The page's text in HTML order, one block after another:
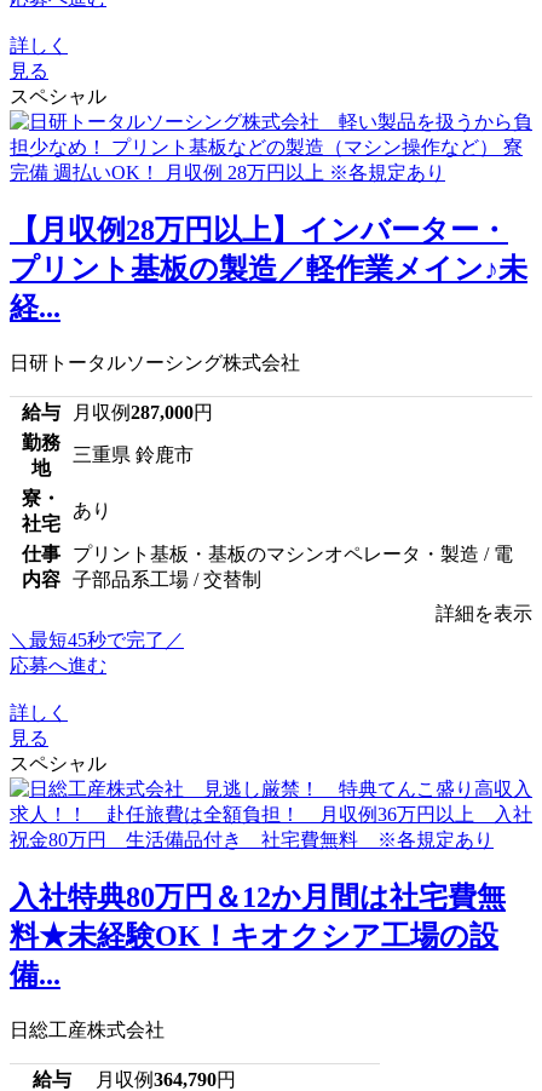
詳しく
見る
スペシャル
【月収例28万円以上】インバーター・
プリント基板の製造／軽作業メイン♪未
経...
日研トータルソーシング株式会社
給与 月収例287,000円
勤務
地
三重県 鈴鹿市
寮・
社宅
あり
仕事
内容
プリント基板・基板のマシンオペレータ・製造 / 電
子部品系工場 / 交替制
詳細を表示
＼最短45秒で完了／
応募へ進む
詳しく
見る
スペシャル
入社特典80万円＆12か月間は社宅費無
料★未経験OK！キオクシア工場の設
備...
日総工産株式会社
給与 月収例364,790円